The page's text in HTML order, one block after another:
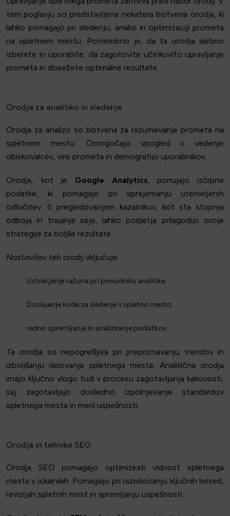
tem poglavju so predstavljena nekatera bistvena orodja, ki
lahko pomagajo pri sledenju, analizi in optimizaciji prometa
na spletnem mestu. Pomembno je, da ta orodja skrbno
izberete in uporabite, da zagotovite učinkovito upravljanje
prometa in dosežete optimalne rezultate.
Orodja za analitiko in sledenje
Orodja za analizo so bistvena za razumevanje prometa na
spletnem mestu. Omogočajo vpogled v vedenje
obiskovalcev, vire prometa in demografijo uporabnikov.
Orodja, kot je Google Analytics, ponujajo izčrpne
podatke, ki pomagajo pri sprejemanju utemeljenih
odločitev. S pregledovanjem kazalnikov, kot sta stopnja
odboja in trajanje seje, lahko podjetja prilagodijo svoje
strategije za boljše rezultate.
Nastavitev teh orodij vključuje:
Ustvarjanje računa pri ponudniku analitike.
Dodajanje kode za sledenje v spletno mesto.
redno spremljanje in analiziranje podatkov.
Ta orodja so nepogrešljiva pri prepoznavanju trendov in
izboljšanju delovanja spletnega mesta. Analitična orodja
imajo ključno vlogo tudi v procesu zagotavljanja kakovosti,
saj zagotavljajo dosledno izpolnjevanje standardov
spletnega mesta in meril uspešnosti.
Orodja in tehnike SEO
Orodja SEO pomagajo optimizirati vidnost spletnega
mesta v iskalnikih. Pomagajo pri raziskovanju ključnih besed,
revizijah spletnih mest in spremljanju uspešnosti.